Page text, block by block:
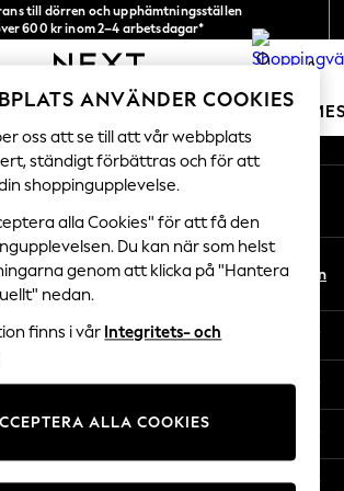
till dörren och upphämtningsställen
600 kr inom 2–4 arbetsdagar*
0
BABY DAMER HERRAR
Top & Short Sets
Clogs
Jackets
& Hoodies
client
Våra sociala nätverk
konto
Sv En
ANVÄNDER COOKIES
oss att se till att vår webbplats
ständigt förbättras och för att
shoppingupplevelse.
alla Cookies" för att få den
Du kan när som helst
genom att klicka på "Hantera
nedan.
finns i vår Integritets- och
ALLA COOKIES